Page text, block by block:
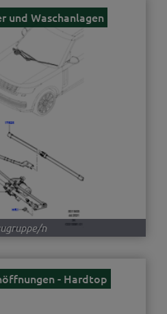
und Waschanlagen
n
- Hardtop